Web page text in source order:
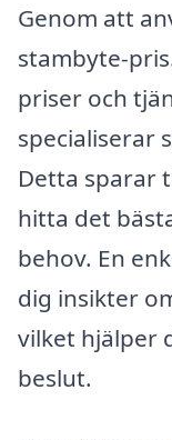
Genom att
stambyte-
priser och
specialiserar
Detta sparar
hitta det
behov. En
dig insikter
vilket hjälper
beslut.